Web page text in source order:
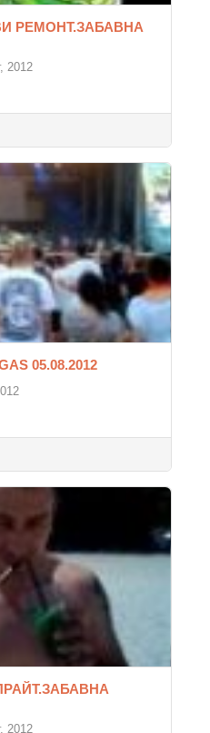
РЕМОНТ.ЗАБАВНА
2012
05.08.2012
2012